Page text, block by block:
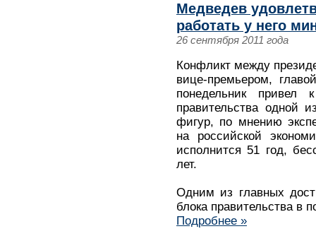
Медведев
работать у него
26 сентября 2011 года
Конфликт между
вице-премьером,
понедельник привел
правительства одной
фигур, по мнению
на российской
исполнится 51 год,
лет.
Одним из главных
блока правительства в
Подробнее »